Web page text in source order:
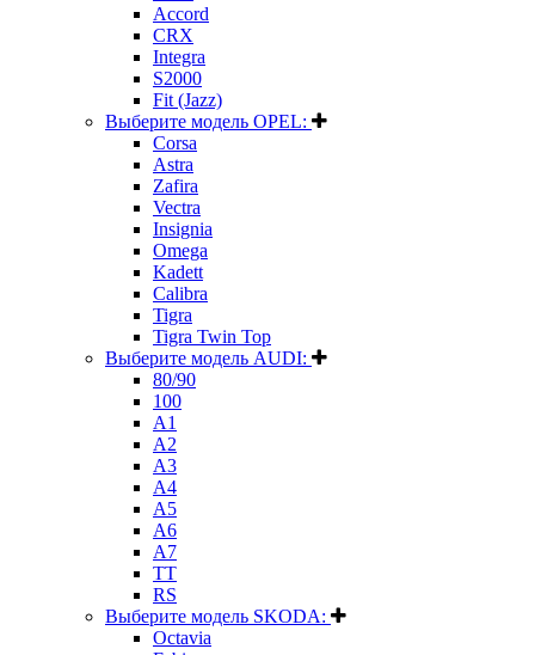
Accord
CRX
Integra
S2000
Fit (Jazz)
Выберите модель OPEL:
Corsa
Astra
Zafira
Vectra
Insignia
Omega
Kadett
Calibra
Tigra
Tigra Twin Top
Выберите модель AUDI:
80/90
100
A1
A2
A3
A4
A5
A6
A7
TT
RS
Выберите модель SKODA:
Octavia